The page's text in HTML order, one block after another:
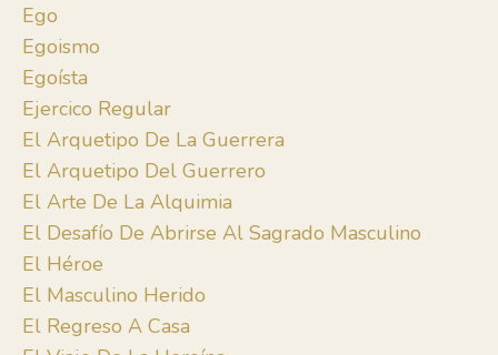
Ego
Egoismo
Egoísta
Ejercico Regular
El Arquetipo De La Guerrera
El Arquetipo Del Guerrero
El Arte De La Alquimia
El Desafío De Abrirse Al Sagrado Masculino
El Héroe
El Masculino Herido
El Regreso A Casa